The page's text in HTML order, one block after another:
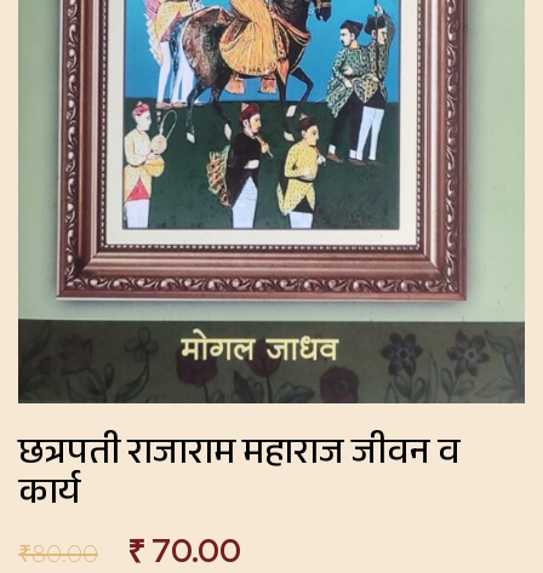
छत्रपती राजाराम महाराज जीवन व
कार्य
₹80.00 ₹ 70.00